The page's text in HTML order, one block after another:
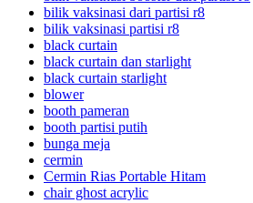
bilik vaksinasi dari partisi r8
bilik vaksinasi partisi r8
black curtain
black curtain dan starlight
black curtain starlight
blower
booth pameran
booth partisi putih
bunga meja
cermin
Cermin Rias Portable Hitam
chair ghost acrylic